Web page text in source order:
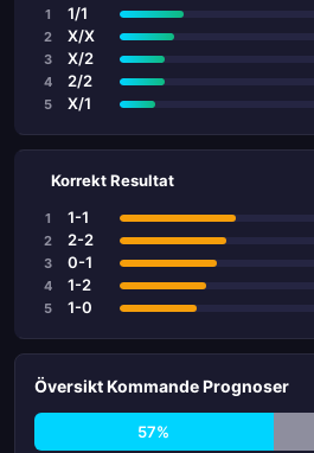
1 1/1
2 X/X
3 X/2
4 2/2
5 X/1
Korrekt Resultat
1 1-1
2 2-2
3 0-1
4 1-2
5 1-0
Översikt Kommande Prognoser
57%